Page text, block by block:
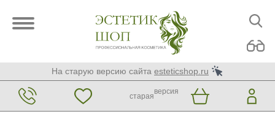
На старую версию сайта esteticshop.ru
старая
версия